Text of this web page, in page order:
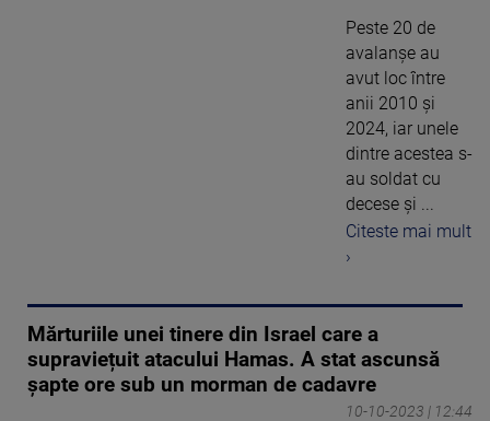
Peste 20 de
avalanșe au
avut loc între
anii 2010 și
2024, iar unele
dintre acestea s-
au soldat cu
decese și ...
Citeste mai mult
›
Mărturiile unei tinere din Israel care a
supraviețuit atacului Hamas. A stat ascunsă
șapte ore sub un morman de cadavre
10-10-2023 | 12:44